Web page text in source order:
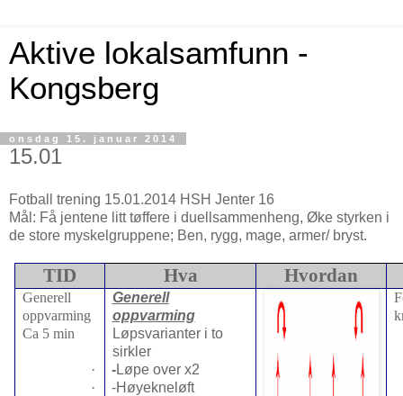
Aktive lokalsamfunn -
Kongsberg
onsdag 15. januar 2014
15.01
Fotball trening 15.01.2014 HSH Jenter 16
Mål: Få jentene litt tøffere i duellsammenheng, Øke styrken i
de store myskelgruppene; Ben, rygg, mage, armer/ bryst.
TID Hva Hvordan
Generell
oppvarming
Ca 5 min
Generell
oppvarming
Løpsvarianter i to
sirkler
·
-Løpe over x2
·
-Høyekneløft